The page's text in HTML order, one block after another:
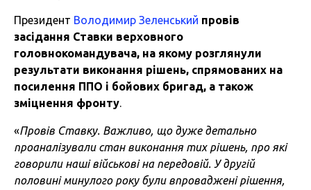
Президент Володимир Зеленський провів
засідання Ставки верховного
головнокомандувача, на якому розглянули
результати виконання рішень, спрямованих на
посилення ППО і бойових бригад, а також
зміцнення фронту.
«Провів Ставку. Важливо, що дуже детально
проаналізували стан виконання тих рішень, про які
говорили наші військові на передовій. У другій
половині минулого року були впроваджені рішення,